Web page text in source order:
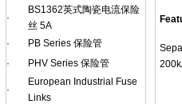
·
BS1362英式陶瓷电流保险
丝 5A
·
PB Series 保险管
·
PHV Series 保险管
·
European Industrial Fuse
Links